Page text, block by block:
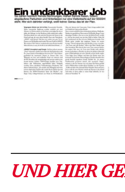
UND HIER